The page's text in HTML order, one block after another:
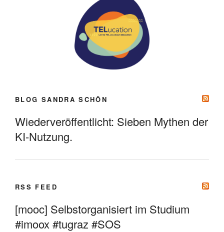
BLOG SANDRA SCHÖN
Wiederveröffentlicht: Sieben Mythen der
KI-Nutzung.
RSS FEED
[mooc] Selbstorganisiert im Studium
#imoox #tugraz #SOS